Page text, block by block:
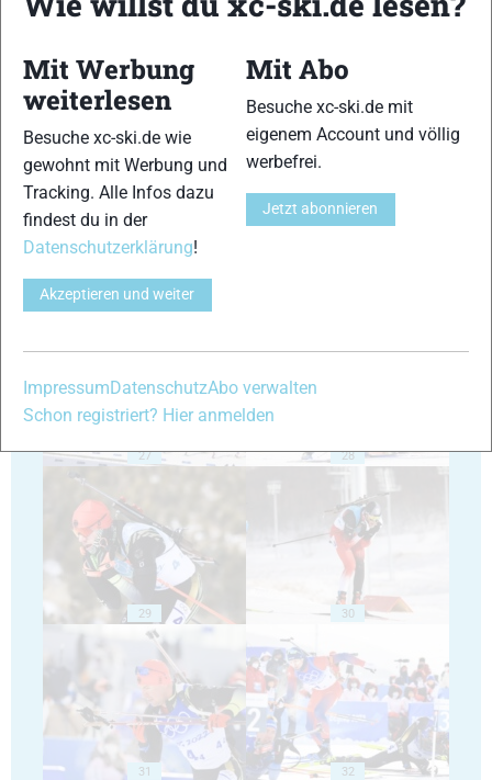
23 24
25
27 28
29 30
31 32
Mit Werbung
weiterlesen
Besuche xc-ski.de wie
gewohnt mit Werbung und
Tracking. Alle Infos dazu
findest du in der
Datenschutzerklärung!
Akzeptieren und weiter
Mit Abo
Besuche xc-ski.de mit
eigenem Account und völlig
werbefrei.
Jetzt abonnieren
Impressum DatenschutzAbo verwalten
Schon registriert? Hier anmelden